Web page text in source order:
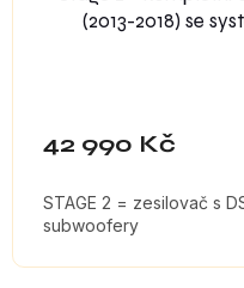
(2013-2018) se
42 990 Kč
STAGE 2 = zesilovač s
subwoofery